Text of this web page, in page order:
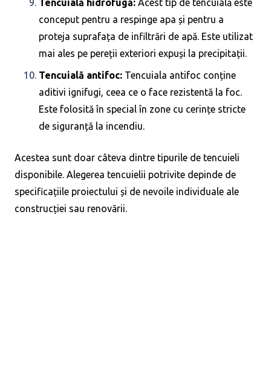
Tencuială hidrofugă: Acest tip de tencuială este
conceput pentru a respinge apa și pentru a
proteja suprafața de infiltrări de apă. Este utilizat
mai ales pe pereții exteriori expuși la precipitații.
Tencuială antifoc: Tencuiala antifoc conține
aditivi ignifugi, ceea ce o face rezistentă la foc.
Este folosită în special în zone cu cerințe stricte
de siguranță la incendiu.
Acestea sunt doar câteva dintre tipurile de tencuieli
disponibile. Alegerea tencuielii potrivite depinde de
specificațiile proiectului și de nevoile individuale ale
construcției sau renovării.